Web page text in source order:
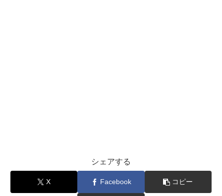
シェアする
X Facebook コピー